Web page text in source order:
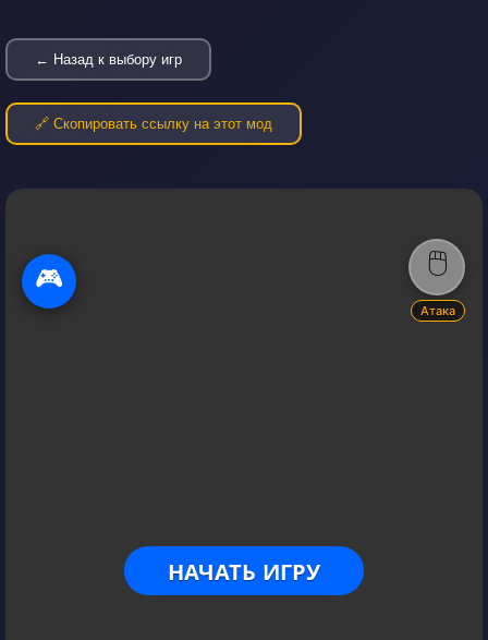
← Назад к выбору игр
🔗 Скопировать ссылку на этот мод